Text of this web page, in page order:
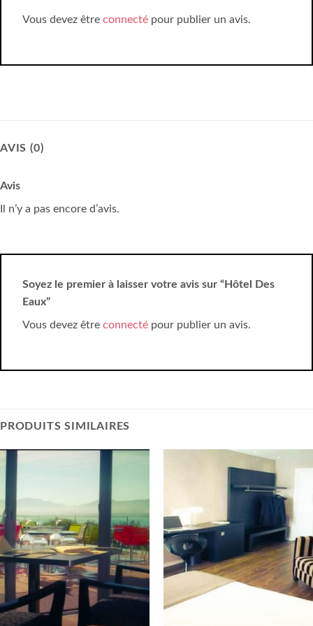
Vous devez être connecté pour publier un avis.
AVIS (0)
Avis
Il n’y a pas encore d’avis.
Soyez le premier à laisser votre avis sur “Hôtel Des
Eaux”
Vous devez être connecté pour publier un avis.
PRODUITS SIMILAIRES